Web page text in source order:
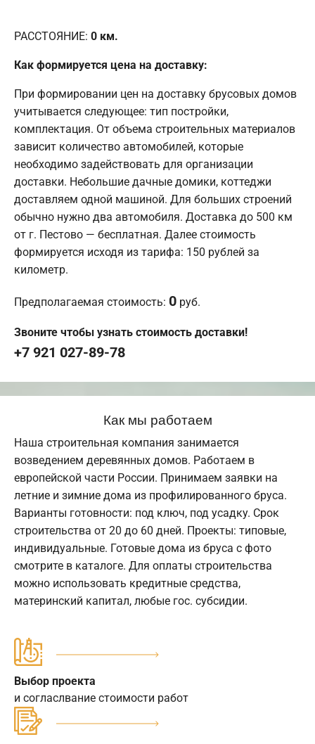
РАССТОЯНИЕ: 0 км.
Как формируется цена на доставку:
При формировании цен на доставку брусовых домов
учитывается следующее: тип постройки,
комплектация. От объема строительных материалов
зависит количество автомобилей, которые
необходимо задействовать для организации
доставки. Небольшие дачные домики, коттеджи
доставляем одной машиной. Для больших строений
обычно нужно два автомобиля. Доставка до 500 км
от г. Пестово — бесплатная. Далее стоимость
формируется исходя из тарифа: 150 рублей за
километр.
Предполагаемая стоимость: 0 руб.
Звоните чтобы узнать стоимость доставки!
+7 921 027-89-78
Как мы работаем
Наша строительная компания занимается
возведением деревянных домов. Работаем в
европейской части России. Принимаем заявки на
летние и зимние дома из профилированного бруса.
Варианты готовности: под ключ, под усадку. Срок
строительства от 20 до 60 дней. Проекты: типовые,
индивидуальные. Готовые дома из бруса с фото
смотрите в каталоге. Для оплаты строительства
можно использовать кредитные средства,
материнский капитал, любые гос. субсидии.
Выбор проекта
и согласлвание стоимости работ